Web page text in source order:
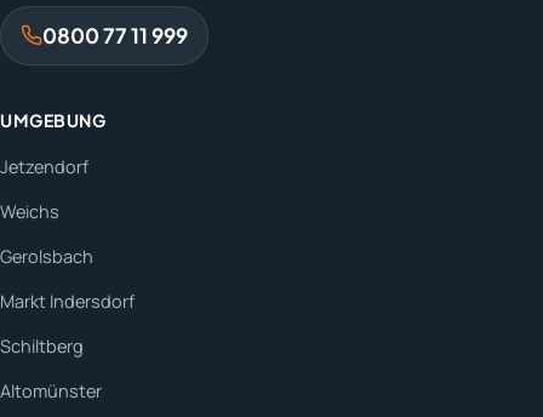
0800 77 11 999
UMGEBUNG
Jetzendorf
Weichs
Gerolsbach
Markt Indersdorf
Schiltberg
Altomünster